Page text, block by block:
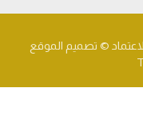
© تصميم الموقع